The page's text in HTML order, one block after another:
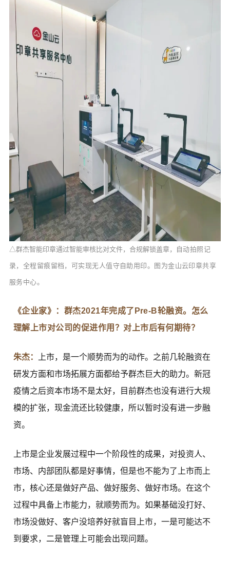
△群杰智能印章通过智能审核比对文件，合规解锁盖章， 自动拍照记
录，全程留痕留档，可实现无人值守自助用印。图为金山云印章共享
服务中心。
《企业家》：群杰2021年完成了Pre-B轮融资。怎么
理解上市对公司的促进作用？对上市后有何期待？
朱杰：
上市，是一个顺势而为的动作。之前几轮融资在
研发方面和市场拓展方面都给予群杰巨大的助力。新冠
疫情之后资本市场不是太好，目前群杰也没有进行大规
模的扩张，现金流还比较健康，所以暂时没有进一步融
资。
上市是企业发展过程中一个阶段性的成果，对投资人、
市场、内部团队都是好事情，但是也不能为了上市而上
市，核心还是做好产品、做好服务、做好市场。在这个
过程中具备上市能力，就顺势而为。如果基础没打好、
市场没做好、客户没培养好就盲目上市，一是可能达不
到要求，二是管理上可能会出现问题。